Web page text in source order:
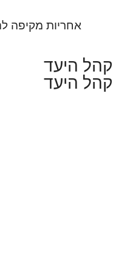
אחריות מקיפה
קהל היעד
קהל היעד